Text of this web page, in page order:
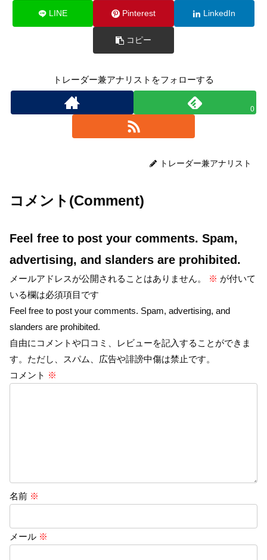
LINE Pinterest LinkedIn
コピー
トレーダー兼アナリストをフォローする
0
トレーダー兼アナリスト
コメント(Comment)
Feel free to post your comments. Spam,
advertising, and slanders are prohibited.
メールアドレスが公開されることはありません。 ※ が付いて
いる欄は必須項目です
Feel free to post your comments. Spam, advertising, and
slanders are prohibited.
自由にコメントや口コミ、レビューを記入することができま
す。ただし、スパム、広告や誹謗中傷は禁止です。
コメント ※
名前 ※
メール ※